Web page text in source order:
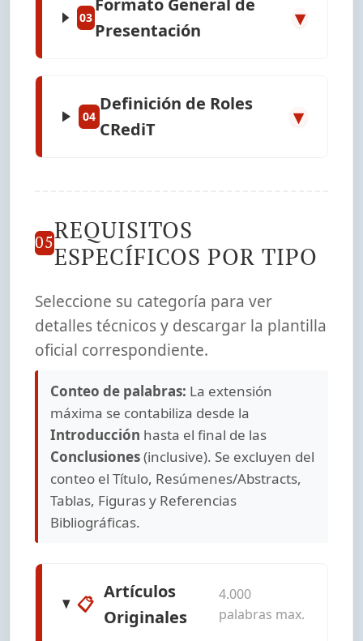
03
Presentación
▾
04
Definición de Roles
CRediT
▾
05REQUISITOS
ESPECÍFICOS POR TIPO
Seleccione su categoría para ver
detalles técnicos y descargar la plantilla
oficial correspondiente.
Conteo de palabras: La extensión
máxima se contabiliza desde la
Introducción hasta el final de las
Conclusiones(inclusive). Se excluyen del
conteo el Título, Resúmenes/Abstracts,
Tablas, Figuras y Referencias
Bibliográficas.
📋
Artículos
Originales
4.000
palabras max.